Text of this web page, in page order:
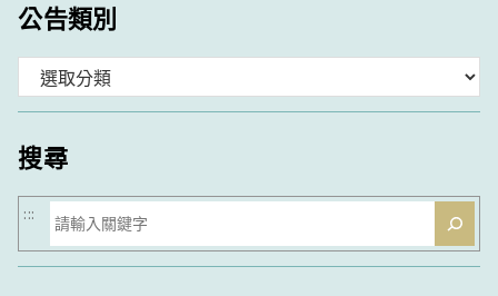
公告類別
類
搜尋
搜
尋
:::